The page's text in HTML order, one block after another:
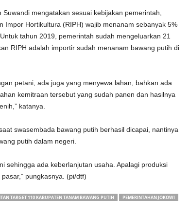
mengatakan sesuai kebijakan pemerintah,
Impor Hortikultura (RIPH) wajib menanam sebanyak 5%
tahun 2019, pemerintah sudah mengeluarkan 21
RIPH adalah importir sudah menanam bawang putih di
petani, ada juga yang menyewa lahan, bahkan ada
kemitraan tersebut yang sudah panen dan hasilnya
katanya.
swasembada bawang putih berhasil dicapai, nantinya
putih dalam negeri.
sehingga ada keberlanjutan usaha. Apalagi produksi
pungkasnya. (pi/dtf)
TARGET 110 KABUPATEN TANAM BAWANG PUTIH PEMERINTAHAN JOKOWI